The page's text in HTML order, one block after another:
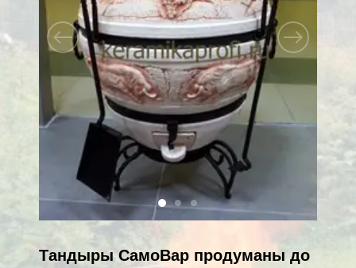
Тандыры СамоВар продуманы до